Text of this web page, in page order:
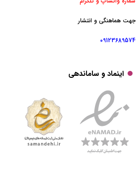
جهت هماهنگی و انتشار
09123689574
اینماد و ساماندهی